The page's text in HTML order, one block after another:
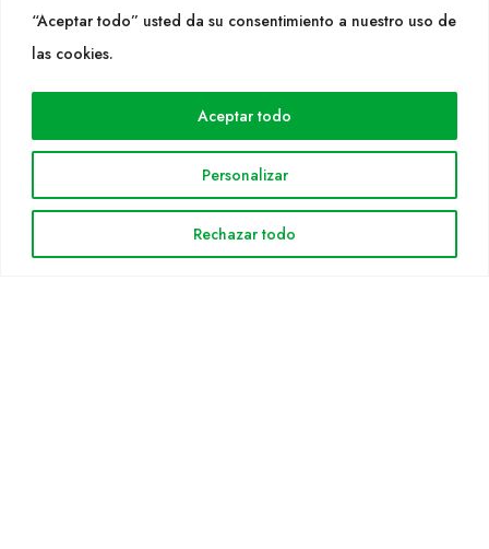
“Aceptar todo” usted da su consentimiento a nuestro uso de
las cookies.
Personalizar
Rechazar todo
Aceptar todo
WEB
Cultidelta
Especies
Noticias